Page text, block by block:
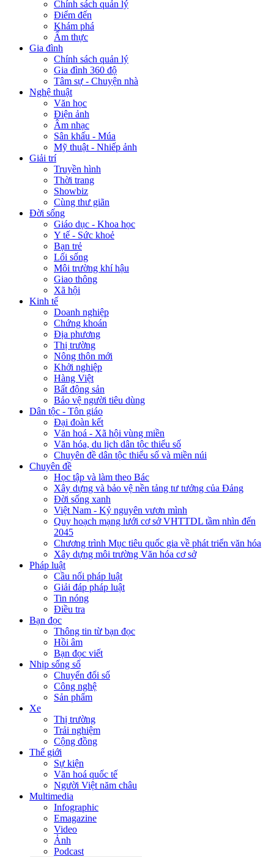
Chính sách quản lý
Điểm đến
Khám phá
Ẩm thực
Gia đình
Chính sách quản lý
Gia đình 360 độ
Tâm sự - Chuyện nhà
Nghệ thuật
Văn học
Điện ảnh
Âm nhạc
Sân khấu - Múa
Mỹ thuật - Nhiếp ảnh
Giải trí
Truyền hình
Thời trang
Showbiz
Cùng thư giãn
Đời sống
Giáo dục - Khoa học
Y tế - Sức khoẻ
Bạn trẻ
Lối sống
Môi trường khí hậu
Giao thông
Xã hội
Kinh tế
Doanh nghiệp
Chứng khoán
Địa phương
Thị trường
Nông thôn mới
Khởi nghiệp
Hàng Việt
Bất động sản
Bảo vệ người tiêu dùng
Dân tộc - Tôn giáo
Đại đoàn kết
Văn hoá - Xã hội vùng miền
Văn hóa, du lịch dân tộc thiểu số
Chuyên đề dân tộc thiểu số và miền núi
Chuyên đề
Học tập và làm theo Bác
Xây dựng và bảo vệ nền tảng tư tưởng của Đảng
Đời sống xanh
Việt Nam - Kỷ nguyên vươn mình
Quy hoạch mạng lưới cơ sở VHTTDL tầm nhìn đến
2045
Chương trình Mục tiêu quốc gia về phát triển văn hóa
Xây dựng môi trường Văn hóa cơ sở
Pháp luật
Cầu nối pháp luật
Giải đáp pháp luật
Tin nóng
Điều tra
Bạn đọc
Thông tin từ bạn đọc
Hồi âm
Bạn đọc viết
Nhịp sống số
Chuyển đổi số
Công nghệ
Sản phẩm
Xe
Thị trường
Trải nghiệm
Cộng đồng
Thế giới
Sự kiện
Văn hoá quốc tế
Người Việt năm châu
Multimedia
Infographic
Emagazine
Video
Ảnh
Podcast